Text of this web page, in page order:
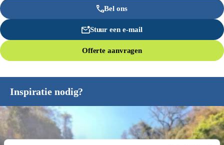
Bel ons
Stuur een e-mail
Offerte aanvragen
Inspiratie nodig?